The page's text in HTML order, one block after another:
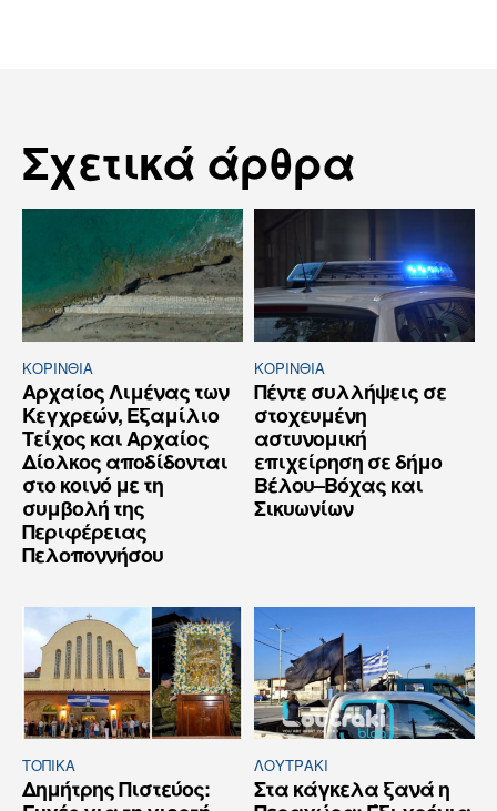
Σχετικά άρθρα
ΚΟΡΙΝΘΊΑ
Αρχαίος Λιμένας των
Κεγχρεών, Εξαμίλιο
Τείχος και Aρχαίος
Δίολκος αποδίδονται
στο κοινό με τη
συμβολή της
Περιφέρειας
Πελοποννήσου
ΚΟΡΙΝΘΊΑ
Πέντε συλλήψεις σε
στοχευμένη
αστυνομική
επιχείρηση σε δήμο
Βέλου–Βόχας και
Σικυωνίων
ΤΟΠΙΚΑ
Δημήτρης Πιστεύος:
ΛΟΥΤΡΆΚΙ
Στα κάγκελα ξανά η